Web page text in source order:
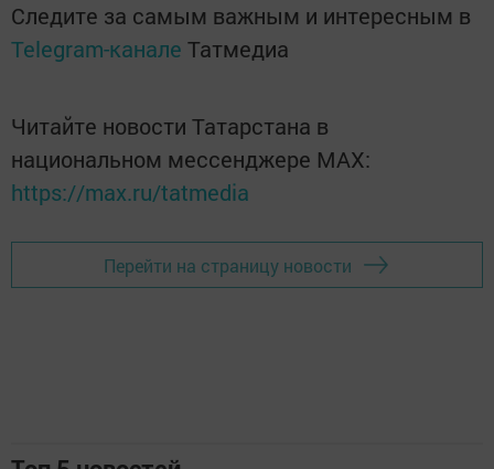
Следите за самым важным и интересным в
Telegram-канале Татмедиа
Читайте новости Татарстана в
национальном мессенджере MАХ:
https://max.ru/tatmedia
Перейти на страницу новости